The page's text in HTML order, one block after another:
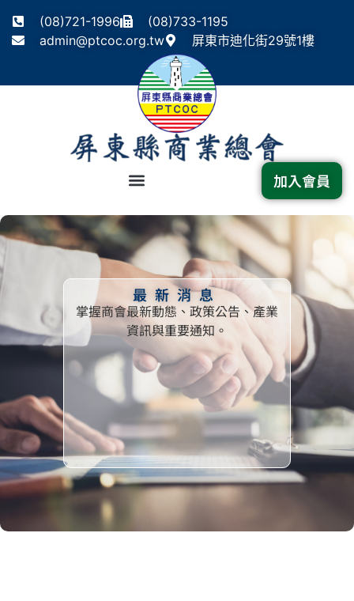
(08)721-1996
(08)733-1195
admin@ptcoc.org.tw
屏東市迪化街29號1樓
加入會員
最新消息
掌握商會最新動態、政策公告、產業
資訊與重要通知。